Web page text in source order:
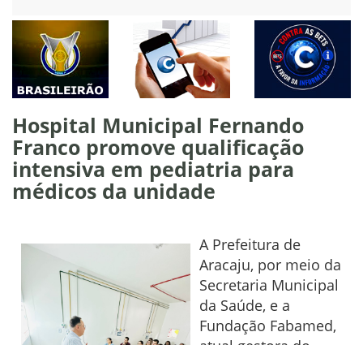
Hospital Municipal Fernando
Franco promove qualificação
intensiva em pediatria para
médicos da unidade
A Prefeitura de
Aracaju, por meio da
Secretaria Municipal
da Saúde, e a
Fundação Fabamed,